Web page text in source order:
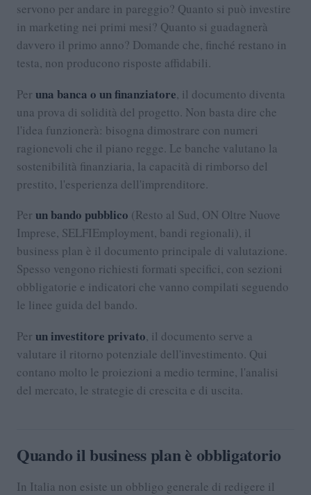
servono per andare in pareggio? Quanto si può investire
in marketing nei primi mesi? Quanto si guadagnerà
davvero il primo anno? Domande che, finché restano in
testa, non producono risposte affidabili.
Per una banca o un finanziatore, il documento diventa
una prova di solidità del progetto. Non basta dire che
l'idea funzionerà: bisogna dimostrare con numeri
ragionevoli che il piano regge. Le banche valutano la
sostenibilità finanziaria, la capacità di rimborso del
prestito, l'esperienza dell'imprenditore.
Per un bando pubblico (Resto al Sud, ON Oltre Nuove
Imprese, SELFIEmployment, bandi regionali), il
business plan è il documento principale di valutazione.
Spesso vengono richiesti formati specifici, con sezioni
obbligatorie e indicatori che vanno compilati seguendo
le linee guida del bando.
Per un investitore privato, il documento serve a
valutare il ritorno potenziale dell'investimento. Qui
contano molto le proiezioni a medio termine, l'analisi
del mercato, le strategie di crescita e di uscita.
Quando il business plan è obbligatorio
In Italia non esiste un obbligo generale di redigere il